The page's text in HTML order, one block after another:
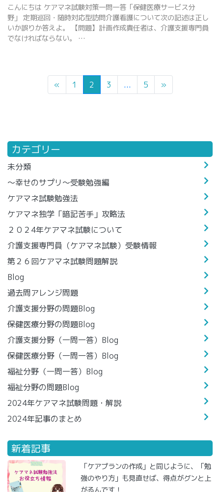
こんにちは ケアマネ試験対策一問一答「保健医療サービス分
野」 定期巡回・随時対応型訪問介護看護について次の記述は正し
いか誤りか答えよ。 【問題】計画作成責任者は、介護支援専門員
でなければならない。 …
« 1 2 3 ... 5 »
カテゴリー
未分類
～幸せのサプリ～受験勉強編
ケアマネ試験勉強法
ケアマネ独学「暗記苦手」攻略法
２０２4年ケアマネ試験について
介護支援専門員（ケアマネ試験）受験情報
第２６回ケアマネ試験問題解説
Blog
過去問アレンジ問題
介護支援分野の問題Blog
保健医療分野の問題Blog
介護支援分野（一問一答）Blog
保健医療分野（一問一答）Blog
福祉分野（一問一答）Blog
福祉分野の問題Blog
2024年ケアマネ試験問題・解説
2024年記事のまとめ
新着記事
「ケアプランの作成」と同じように、「勉
強のやり方」も見直せば、得点がグンと上
がるんです！